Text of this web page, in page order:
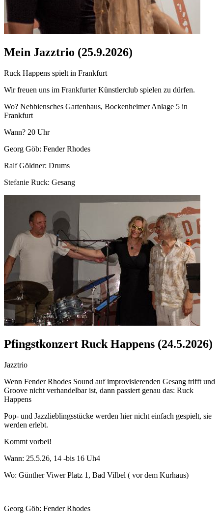
Mein Jazztrio (25.9.2026)
Ruck Happens spielt in Frankfurt
Wir freuen uns im Frankfurter Künstlerclub spielen zu dürfen.
Wo? Nebbiensches Gartenhaus, Bockenheimer Anlage 5 in
Frankfurt
Wann? 20 Uhr
Georg Göb: Fender Rhodes
Ralf Göldner: Drums
Stefanie Ruck: Gesang
Pfingstkonzert Ruck Happens (24.5.2026)
Jazztrio
Wenn Fender Rhodes Sound auf improvisierenden Gesang trifft und
Groove nicht verhandelbar ist, dann passiert genau das: Ruck
Happens
Pop- und Jazzlieblingsstücke werden hier nicht einfach gespielt, sie
werden erlebt.
Kommt vorbei!
Wann: 25.5.26, 14 -bis 16 Uh4
Wo: Günther Viwer Platz 1, Bad Vilbel ( vor dem Kurhaus)
Georg Göb: Fender Rhodes